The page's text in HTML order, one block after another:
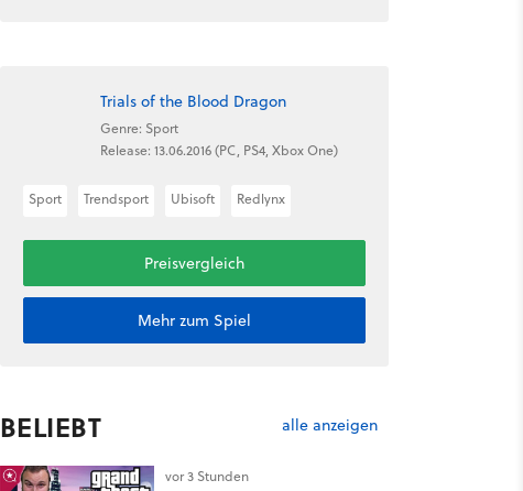
Trials of the Blood Dragon
Genre: Sport
Release: 13.06.2016 (PC, PS4, Xbox One)
Sport Trendsport Ubisoft Redlynx
Preisvergleich
Mehr zum Spiel
BELIEBT alle anzeigen
vor 3 Stunden